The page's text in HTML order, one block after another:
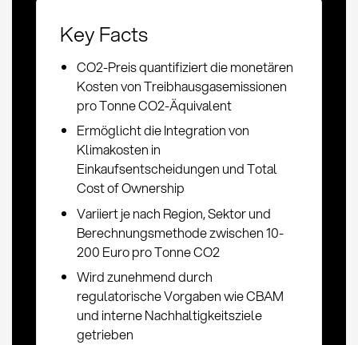
Key Facts
CO2-Preis quantifiziert die monetären
Kosten von Treibhausgasemissionen
pro Tonne CO2-Äquivalent
Ermöglicht die Integration von
Klimakosten in
Einkaufsentscheidungen und Total
Cost of Ownership
Variiert je nach Region, Sektor und
Berechnungsmethode zwischen 10-
200 Euro pro Tonne CO2
Wird zunehmend durch
regulatorische Vorgaben wie CBAM
und interne Nachhaltigkeitsziele
getrieben